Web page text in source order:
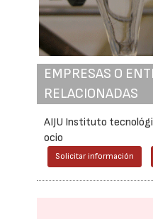
EMPRESAS O
RELACIONADAS
AIJU Instituto
ocio
Solicitar información